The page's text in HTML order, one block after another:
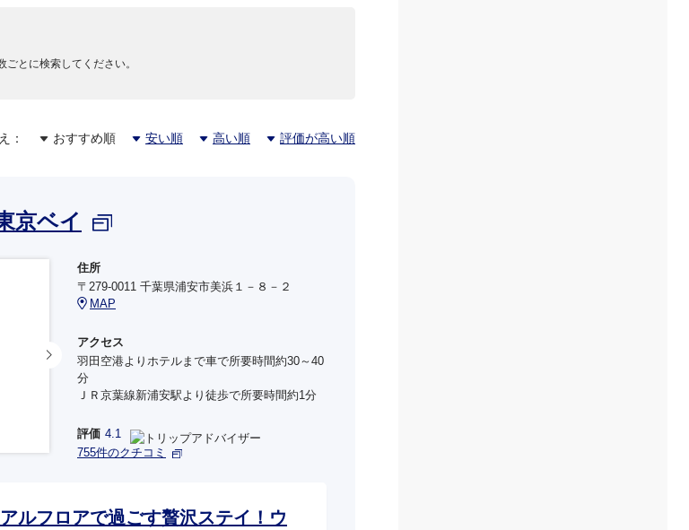
田 大阪伊丹
大阪伊丹
20:15
大阪伊丹
ANA041
大阪伊丹
とに検索してください。
： おすすめ順 安い順 高い順 評価が高い順
京ベイ
住所
〒279-0011 千葉県浦安市美浜１－８－２
MAP
アクセス
羽田空港よりホテルまで車で所要時間約30～40
分
ＪＲ京葉線新浦安駅より徒歩で所要時間約1分
評価 4.1
755件のクチコミ
ルフロアで過ごす贅沢ステイ！ウ